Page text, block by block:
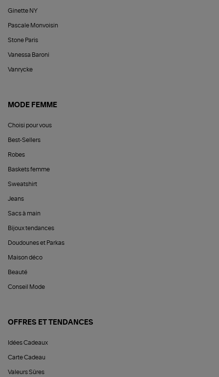
Ginette NY
Pascale Monvoisin
Stone Paris
Vanessa Baroni
Vanrycke
MODE FEMME
Choisi pour vous
Best-Sellers
Robes
Baskets femme
Sweatshirt
Jeans
Sacs à main
Bijoux tendances
Doudounes et Parkas
Maison déco
Beauté
Conseil Mode
OFFRES ET TENDANCES
Idées Cadeaux
Carte Cadeau
Valeurs Sûres